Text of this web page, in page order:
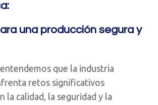
una producción segura y
entendemos que la industria
retos significativos
la calidad, la seguridad y la